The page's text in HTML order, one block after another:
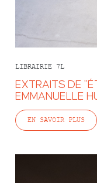
LIBRAIRIE 7L
EXTRAITS DE
EMMANUELLE
EN SAVOIR PLUS